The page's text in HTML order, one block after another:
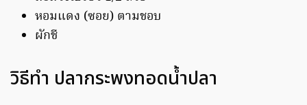
หอมแดง (ซอย) ตามชอบ
ผักชี
วิธีทำ ปลากระพงทอดน้ำปลา